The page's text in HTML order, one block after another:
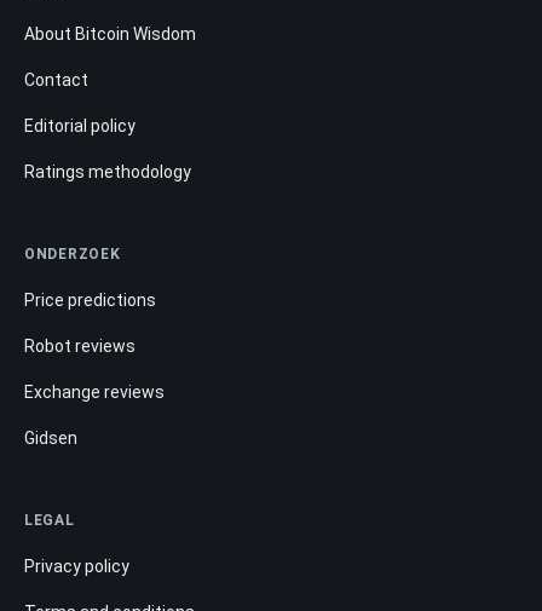
About Bitcoin Wisdom
Contact
Editorial policy
Ratings methodology
ONDERZOEK
Price predictions
Robot reviews
Exchange reviews
Gidsen
LEGAL
Privacy policy